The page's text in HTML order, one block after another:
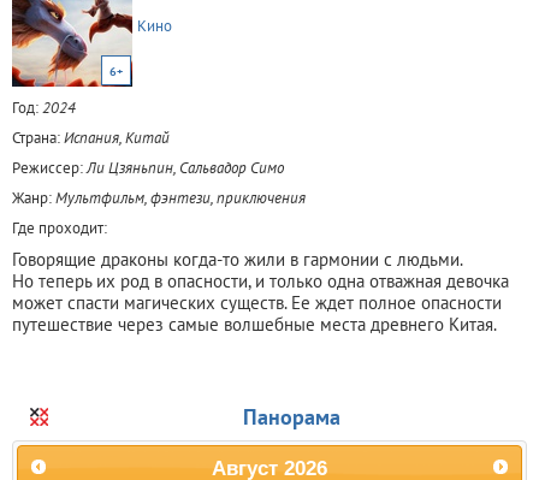
6+
Кино
Год:2024
Страна:Испания, Китай
Режиссер:Ли Цзяньпин, Сальвадор Симо
Жанр:Мультфильм, фэнтези, приключения
Где проходит:
Говорящие драконы когда-то жили в гармонии с людьми.
Но теперь их род в опасности, и только одна отважная девочка
может спасти магических существ. Ее ждет полное опасности
путешествие через самые волшебные места древнего Китая.
Панорама
Август 2026